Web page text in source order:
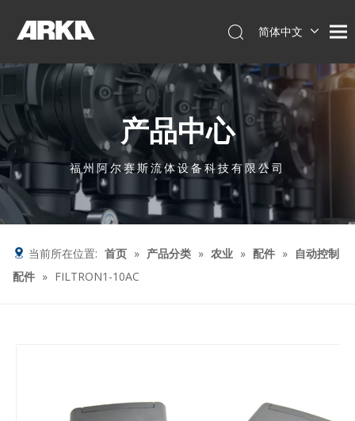
简体中文
العربية
Français
Pусский
Español
Português
Deutsch
Italiano
产品中心
福州阿尔赛斯流体设备科技有限公司
当前所在位置: 首页 » 产品分类 » 农业 » 配件 » 自动控制
配件 » FILTRON1-10AC